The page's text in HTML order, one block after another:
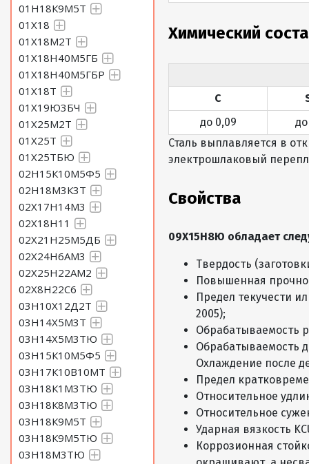
01Н18К9М5Т
01Х18
01Х18М2Т
01Х18Н40М5ГБ
01Х18Н40М5ГБР
01Х18Т
01Х19Ю3БЧ
01Х25М2Т
01Х25Т
01Х25ТБЮ
02Н15К10М5Ф5
02Н18М3К3Т
02Х17Н14М3
02Х18Н11
02Х21Н25М5ДБ
02Х24Н6АМ3
02Х25Н22АМ2
02Х8Н22С6
03Н10Х12Д2Т
03Н14Х5М3Т
03Н14Х5М3ТЮ
03Н15К10М5Ф5
03Н17К10В10МТ
03Н18К1М3ТЮ
03Н18К8М3ТЮ
03Н18К9М5Т
03Н18К9М5ТЮ
03Н18М3ТЮ
Химический
C
до 0,09
Сталь выплавляется в
электрошлаковый
Свойства
09Х15Н8Ю обладает
Твердость
Повышенная
Предел текучести
2005);
Обрабатываемость
Обрабатываемость
Охлаждение после
Предел
Относительное
Относительное
Ударная вязкость
Коррозионная